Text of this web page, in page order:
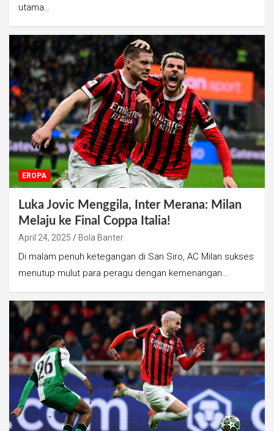
utama…
EROPA
Luka Jovic Menggila, Inter Merana: Milan
Melaju ke Final Coppa Italia!
April 24, 2025 Bola Banter
Di malam penuh ketegangan di San Siro, AC Milan sukses
menutup mulut para peragu dengan kemenangan…